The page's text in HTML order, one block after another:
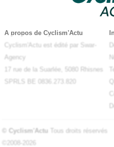
A propos de Cyclism'Actu
Cyclism'Actu est édité par Swar-
Agency
17 rue de la Suarlée, 5080 Rhisnes
SPRLS BE 0836.273.820
© Cyclism'Actu Tous droits réservés
©2008-2026